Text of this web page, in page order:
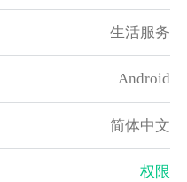
：
更为沉浸式的社交体验
海景别墅和极地木屋
趣的用户聚集在一起
生活服务
Android
简体中文
权限